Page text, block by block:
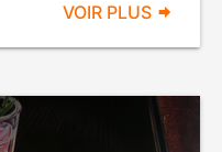
VOIR PLUS